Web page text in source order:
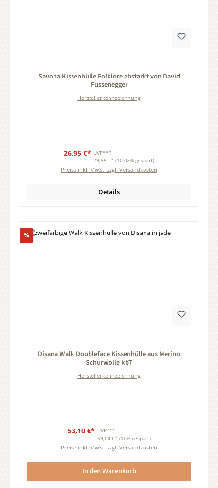
Savona Kissenhülle Folklore abstarkt von David
Fussenegger
Herstellerkennzeichnung
26,95 €* UVP***
29,95 €* (10.02% gespart)
Preise inkl. MwSt. zzgl. Versandkosten
Details
%Rabatt
Disana Walk Doubleface Kissenhülle aus Merino
Schurwolle kbT
Herstellerkennzeichnung
53,10 €* UVP***
59,00 €* (10% gespart)
Preise inkl. MwSt. zzgl. Versandkosten
In den Warenkorb